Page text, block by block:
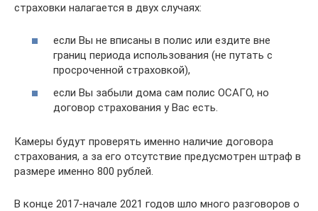
страховки налагается в двух случаях:
если Вы не вписаны в полис или ездите вне
границ периода использования (не путать с
просроченной страховкой),
если Вы забыли дома сам полис ОСАГО, но
договор страхования у Вас есть.
Камеры будут проверять именно наличие договора
страхования, а за его отсутствие предусмотрен штраф в
размере именно 800 рублей.
В конце 2017-начале 2021 годов шло много разговоров о